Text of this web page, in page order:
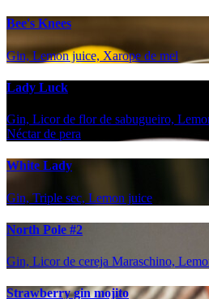
Bee's Knees
Gin, Lemon juice, Xarope de mel
Lady Luck
Gin, Licor de flor de sabugueiro,
Néctar de pera
White Lady
Gin, Triple sec, Lemon juice
North Pole #2
Gin, Licor de cereja Maraschino,
Strawberry gin mojito